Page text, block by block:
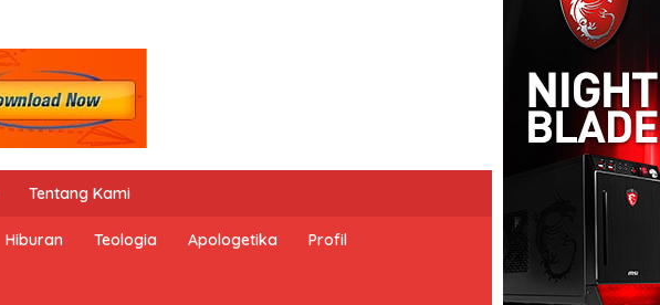
Tentang Kami
Hiburan Teologia Apologetika Profil